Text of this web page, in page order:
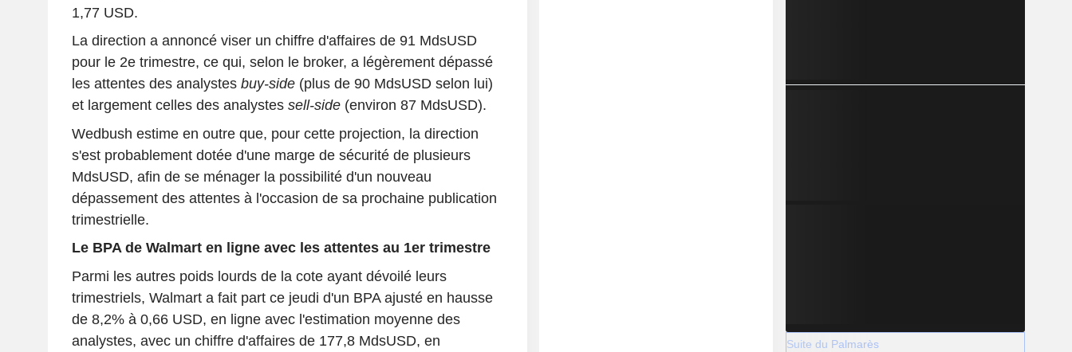
1,77 USD.
La direction a annoncé viser un chiffre d'affaires de 91 MdsUSD
pour le 2e trimestre, ce qui, selon le broker, a légèrement dépassé
les attentes des analystes buy-side(plus de 90 MdsUSD selon lui)
et largement celles des analystes sell-side(environ 87 MdsUSD).
Wedbush estime en outre que, pour cette projection, la direction
s'est probablement dotée d'une marge de sécurité de plusieurs
MdsUSD, afin de se ménager la possibilité d'un nouveau
dépassement des attentes à l'occasion de sa prochaine publication
trimestrielle.
Le BPA de Walmart en ligne avec les attentes au 1er trimestre
Parmi les autres poids lourds de la cote ayant dévoilé leurs
trimestriels, Walmart a fait part ce jeudi d'un BPA ajusté en hausse
de 8,2% à 0,66 USD, en ligne avec l'estimation moyenne des
analystes, avec un chiffre d'affaires de 177,8 MdsUSD, en
Suite du Palmarès